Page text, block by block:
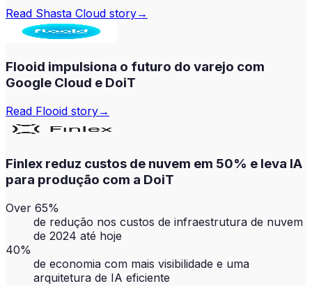
Read Shasta Cloud story→
Flooid impulsiona o futuro do varejo com
Google Cloud e DoiT
Read Flooid story→
Finlex reduz custos de nuvem em 50% e leva IA
para produção com a DoiT
Over 65%
de redução nos custos de infraestrutura de nuvem
de 2024 até hoje
40%
de economia com mais visibilidade e uma
arquitetura de IA eficiente